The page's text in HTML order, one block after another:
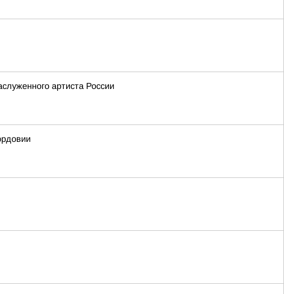
артиста России